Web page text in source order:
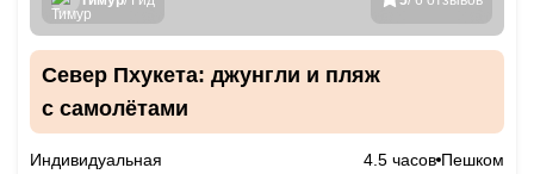
Север Пхукета: джунгли и пляж
с самолётами
Индивидуальная 4.5 часов Пешком